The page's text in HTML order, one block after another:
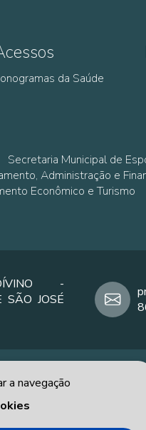
da Saúde
Secretaria Municipal de
Administração e
Econômico e Turismo
-
SÃO JOSÉ
a navegação